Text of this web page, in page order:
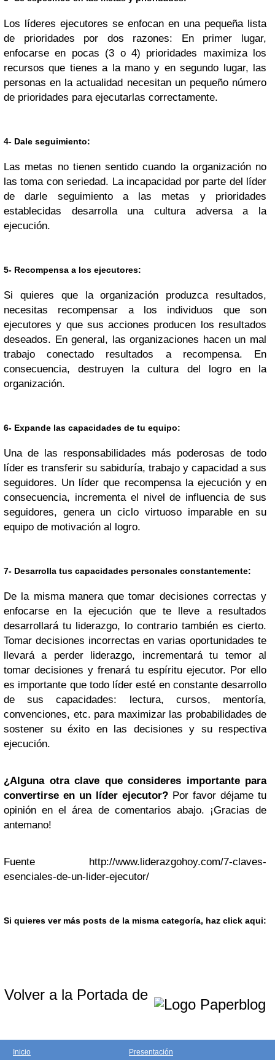
Los líderes ejecutores se enfocan en una pequeña lista
de prioridades por dos razones: En primer lugar,
enfocarse en pocas (3 o 4) prioridades maximiza los
recursos que tienes a la mano y en segundo lugar, las
personas en la actualidad necesitan un pequeño número
de prioridades para ejecutarlas correctamente.
4- Dale seguimiento:
Las metas no tienen sentido cuando la organización no
las toma con seriedad. La incapacidad por parte del líder
de darle seguimiento a las metas y prioridades
establecidas desarrolla una cultura adversa a la
ejecución.
5- Recompensa a los ejecutores:
Si quieres que la organización produzca resultados,
necesitas recompensar a los individuos que son
ejecutores y que sus acciones producen los resultados
deseados. En general, las organizaciones hacen un mal
trabajo conectado resultados a recompensa. En
consecuencia, destruyen la cultura del logro en la
organización.
6- Expande las capacidades de tu equipo:
Una de las responsabilidades más poderosas de todo
líder es transferir su sabiduría, trabajo y capacidad a sus
seguidores. Un líder que recompensa la ejecución y en
consecuencia, incrementa el nivel de influencia de sus
seguidores, genera un ciclo virtuoso imparable en su
equipo de motivación al logro.
7- Desarrolla tus capacidades personales constantemente:
De la misma manera que tomar decisiones correctas y
enfocarse en la ejecución que te lleve a resultados
desarrollará tu liderazgo, lo contrario también es cierto.
Tomar decisiones incorrectas en varias oportunidades te
llevará a perder liderazgo, incrementará tu temor al
tomar decisiones y frenará tu espíritu ejecutor. Por ello
es importante que todo líder esté en constante desarrollo
de sus capacidades: lectura, cursos, mentoría,
convenciones, etc. para maximizar las probabilidades de
sostener su éxito en las decisiones y su respectiva
ejecución.
¿Alguna otra clave que consideres importante para
convertirse en un líder ejecutor? Por favor déjame tu
opinión en el área de comentarios abajo. ¡Gracias de
antemano!
Fuente http://www.liderazgohoy.com/7-claves-
esenciales-de-un-lider-ejecutor/
Si quieres ver más posts de la misma categoría, haz click aqui:
Volver a la Portada de
Inicio
Presentación